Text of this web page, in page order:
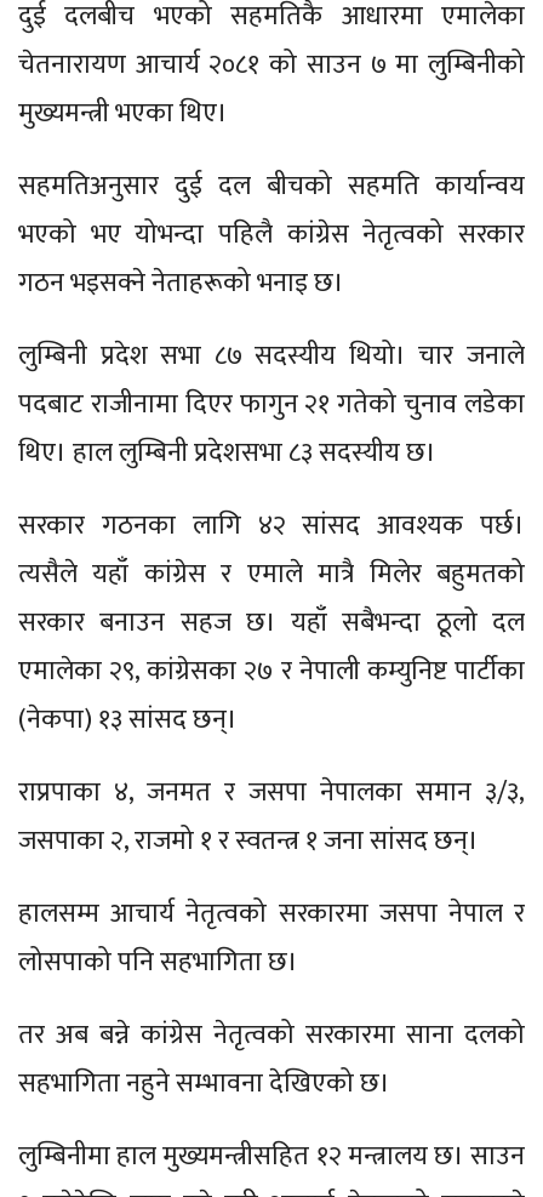
दुई दलबीच भएको सहमतिकै आधारमा एमालेका
चेतनारायण आचार्य २०८१ को साउन ७ मा लुम्बिनीको
मुख्यमन्त्री भएका थिए।
सहमतिअनुसार दुई दल बीचको सहमति कार्यान्वय
भएको भए योभन्दा पहिलै कांग्रेस नेतृत्वको सरकार
गठन भइसक्ने नेताहरूको भनाइ छ।
लुम्बिनी प्रदेश सभा ८७ सदस्यीय थियो। चार जनाले
पदबाट राजीनामा दिएर फागुन २१ गतेको चुनाव लडेका
थिए। हाल लुम्बिनी प्रदेशसभा ८३ सदस्यीय छ।
सरकार गठनका लागि ४२ सांसद आवश्यक पर्छ।
त्यसैले यहाँ कांग्रेस र एमाले मात्रै मिलेर बहुमतको
सरकार बनाउन सहज छ। यहाँ सबैभन्दा ठूलो दल
एमालेका २९, कांग्रेसका २७ र नेपाली कम्युनिष्ट पार्टीका
(नेकपा) १३ सांसद छन्।
राप्रपाका ४, जनमत र जसपा नेपालका समान ३/३,
जसपाका २, राजमो १ र स्वतन्त्र १ जना सांसद छन्।
हालसम्म आचार्य नेतृत्वको सरकारमा जसपा नेपाल र
लोसपाको पनि सहभागिता छ।
तर अब बन्ने कांग्रेस नेतृत्वको सरकारमा साना दलको
सहभागिता नहुने सम्भावना देखिएको छ।
लुम्बिनीमा हाल मुख्यमन्त्रीसहित १२ मन्त्रालय छ। साउन